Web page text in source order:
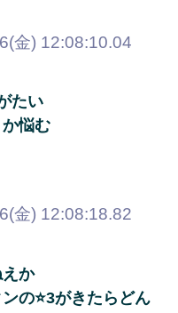
金) 12:08:10.04
たい
悩む
金) 12:08:18.82
か
の⭐3がきたらどん